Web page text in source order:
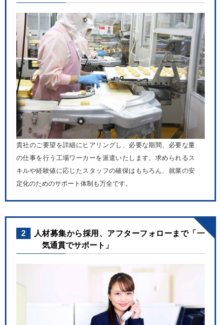
貴社のご要望を詳細にヒアリングし、必要な期間、必要な量
の仕事を行う工場ワーカーを派遣いたします。求められるス
キルや経験値に応じたスタッフの確保はもちろん、就業の安
定化のためのサポート体制も万全です。
2
人材募集から採用、アフターフォローまで「一
気通貫でサポート」